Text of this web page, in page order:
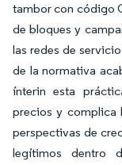
tambor con código
de bloques y
las redes de
de la normativa
ínterin esta
precios y complica
perspectivas de
legítimos dentro